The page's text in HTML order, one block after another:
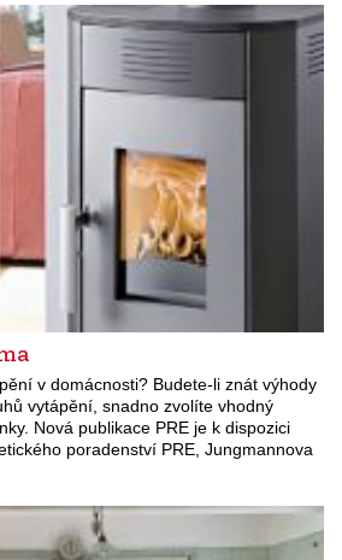
v domácnosti? Budete-li znát výhody
vytápění, snadno zvolíte vhodný
Nová publikace PRE je k dispozici
poradenství PRE, Jungmannova